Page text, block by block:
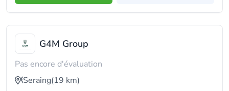
G4M Group
Pas encore d'évaluation
Seraing(19 km)